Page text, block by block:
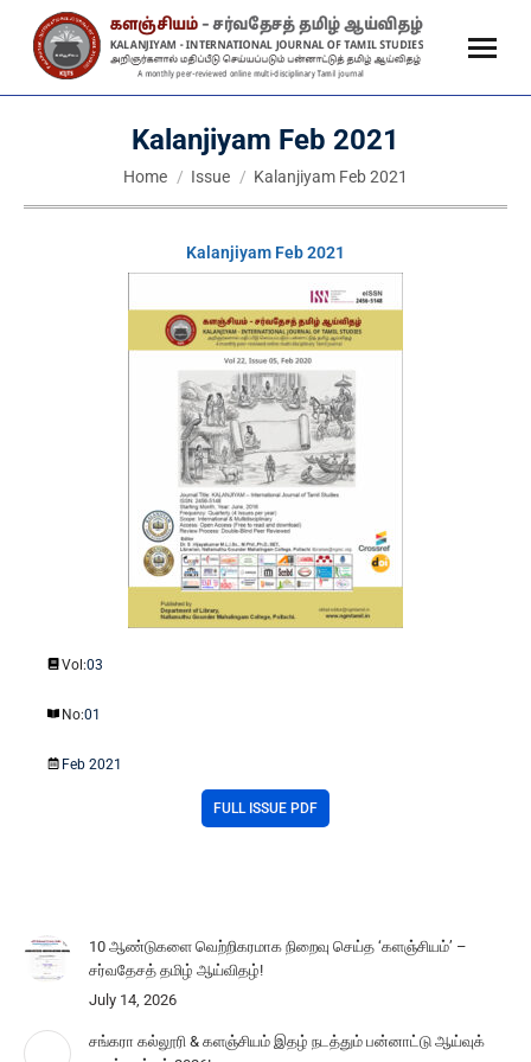
Kalanjiyam Feb 2021
You are here:
Home Issue Kalanjiyam Feb 2021
Kalanjiyam Feb 2021
Vol:03
No:01
Feb 2021
FULL ISSUE PDF
10 ஆண்டுகளை வெற்றிகரமாக நிறைவு செய்த ‘களஞ்சியம்’ –
சர்வதேசத் தமிழ் ஆய்விதழ்!
July 14, 2026
சங்கரா கல்லூரி & களஞ்சியம் இதழ் நடத்தும் பன்னாட்டு ஆய்வுக்